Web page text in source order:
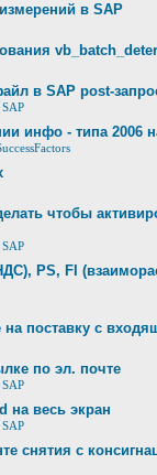
в SAP
в SAP post-
инфо - типа 2006
чтобы
PS, FI
на поставку с
по эл. почте
на весь экран
снятия с